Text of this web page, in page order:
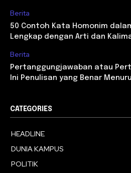
Berita
50 Contoh Kata Homonim
Lengkap dengan Arti dan
Berita
Pertanggungjawaban atau
Ini Penulisan yang Benar
CATEGORIES
HEADLINE
DUNIA KAMPUS
POLITIK